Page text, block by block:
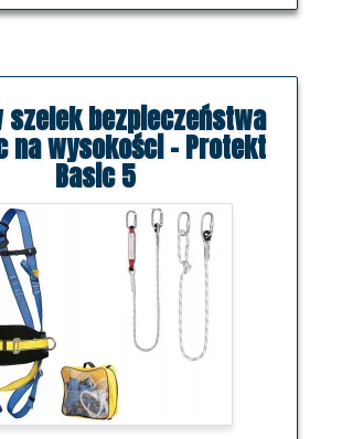
szelek bezpieczeństwa
na wysokości - Protekt
Basic 5